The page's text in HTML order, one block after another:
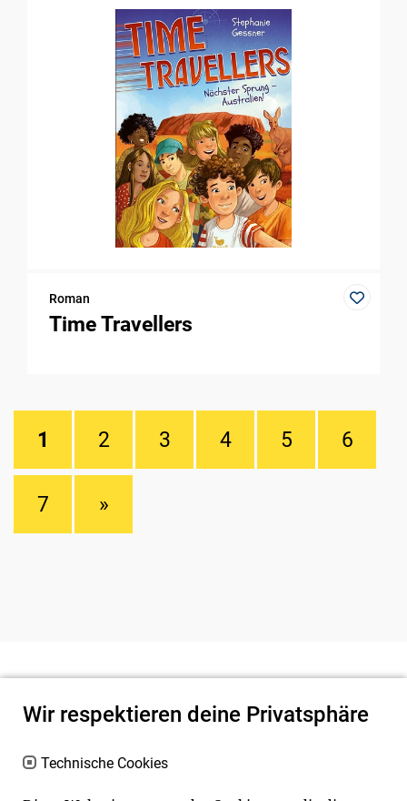
Roman
Time Travellers
1 2 3 4 5 6
7 »
Wir respektieren deine Privatsphäre
Technische Cookies